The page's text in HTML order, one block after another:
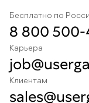
Бесплатно по
8 800
Карьера
Клиентам